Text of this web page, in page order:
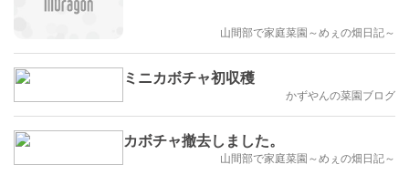
山間部で家庭菜園～めぇの畑日記～
ミニカボチャ初収穫
かずやんの菜園ブログ
カボチャ撤去しました。
山間部で家庭菜園～めぇの畑日記～